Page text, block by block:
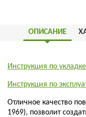
ОПИСАНИЕ
Инструкция по укладке
Инструкция по
Отличное качество
1969), позволит